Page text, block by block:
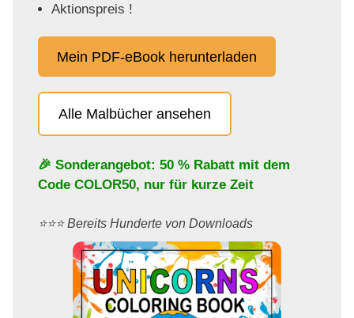
Aktionspreis !
Mein PDF-eBook herunterladen
Alle Malbücher ansehen
🎉 Sonderangebot: 50 % Rabatt mit dem
Code COLOR50, nur für kurze Zeit
⭐️⭐️⭐️ Bereits Hunderte von Downloads